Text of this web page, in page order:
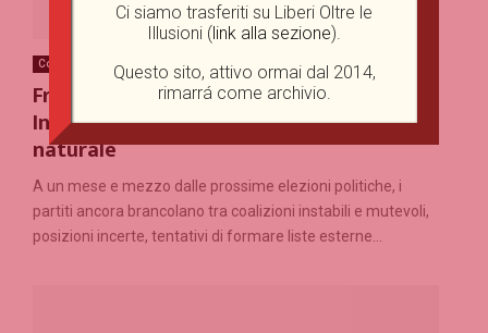
Corsivi corsari Intelligenza Artificiale Politica interna
Fratelli d’Italia e liberalismo, tra
Intelligenza Artificiale e stupidità
naturale
A un mese e mezzo dalle prossime elezioni politiche, i
partiti ancora brancolano tra coalizioni instabili e mutevoli,
posizioni incerte, tentativi di formare liste esterne...
Ci siamo trasferiti su Liberi Oltre le
Illusioni (link alla sezione).
Questo sito, attivo ormai dal 2014,
rimarrá come archivio.